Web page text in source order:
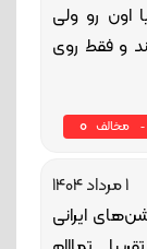
اون رو ولی
و فقط روی
مخالف 0
1 مرداد 1404
ایرانی